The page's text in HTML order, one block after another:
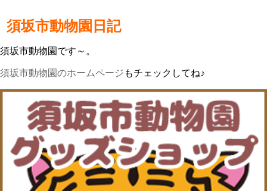
須坂市動物園日記
須坂市動物園です～。
須坂市動物園のホームページ もチェックしてね♪